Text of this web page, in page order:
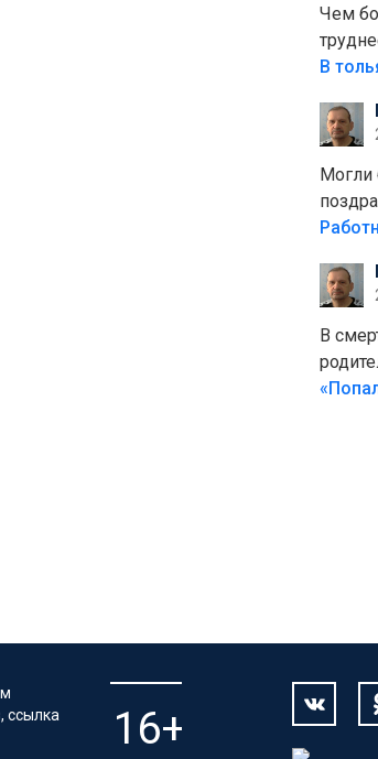
Чем
полно
равно
Могли
В
что
ссылка